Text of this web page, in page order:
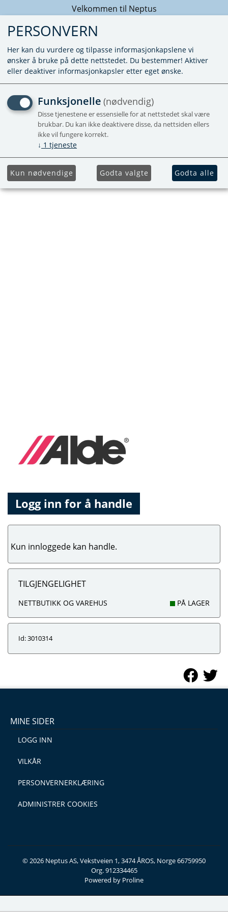
Velkommen til Neptus
BATTERIBACKUP KABEL
FOR KABE - UTGÅR
Utgående
Logg inn for å handle
Kun innloggede kan handle.
TILGJENGELIGHET
NETTBUTIKK OG VAREHUS PÅ LAGER
Id: 3010314
MINE SIDER
LOGG INN
VILKÅR
PERSONVERNERKLÆRING
ADMINISTRER COOKIES
© 2026 Neptus AS, Vekstveien 1, 3474 ÅROS, Norge 66759950
Org. 912334465
Powered by Proline
PERSONVERN
Her kan du vurdere og tilpasse informasjonkapslene vi
ønsker å bruke på dette nettstedet. Du bestemmer! Aktiver
eller deaktiver informasjonkapsler etter eget ønske.
Funksjonelle (nødvendig)
Disse tjenestene er essensielle for at nettstedet skal være
brukbar. Du kan ikke deaktivere disse, da nettsiden ellers
ikke vil fungere korrekt.
↓ 1 tjeneste
Kun nødvendige Godta valgte Godta alle